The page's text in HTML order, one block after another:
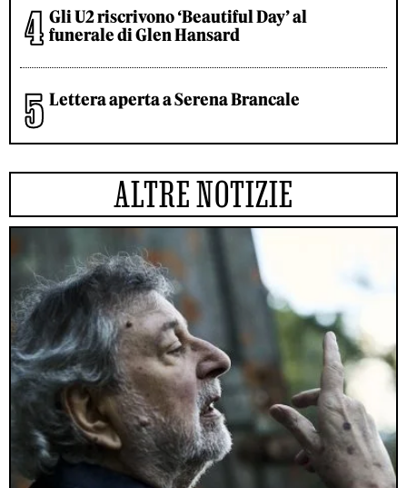
Gli U2 riscrivono ‘Beautiful Day’ al
funerale di Glen Hansard
Lettera aperta a Serena Brancale
ALTRE NOTIZIE